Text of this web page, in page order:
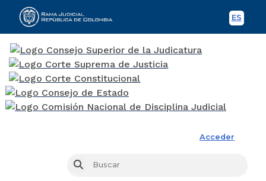
ES
Acceder
Buscar